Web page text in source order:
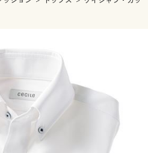
すべて
べて